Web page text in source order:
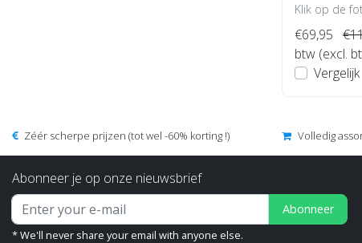
Klik op de
€69,95
btw (excl.
Vergelijk
Zéér scherpe prijzen (tot wel -60% korting !) Volledig
Abonneer je op onze nieuwsbrief
Abonneer
* We'll never share your email with anyone else.